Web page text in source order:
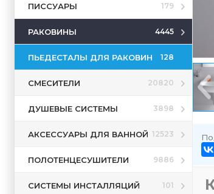
ПИССУАРЫ 179
РАКОВИНЫ 4445
ПЬЕДЕСТАЛЫ ДЛЯ РАКОВИН 128
СМЕСИТЕЛИ 20820
ДУШЕВЫЕ СИСТЕМЫ 3898
АКСЕССУАРЫ ДЛЯ ВАННОЙ 12523
ПОЛОТЕНЦЕСУШИТЕЛИ 9886
СИСТЕМЫ ИНСТАЛЛЯЦИЙ 101